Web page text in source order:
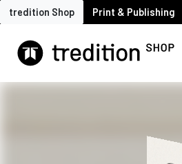
tredition Shop Print & Publishing